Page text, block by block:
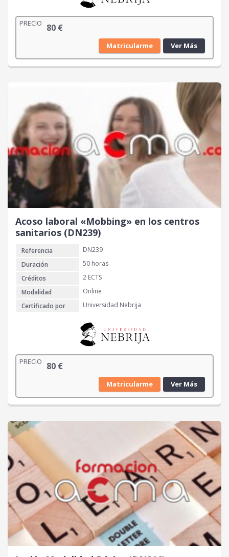
PRECIO 80 €
Matricularme Ver Más
Acoso laboral «Mobbing» en los centros
sanitarios (DN239)
Referencia
DN239
Duración
50 horas
Créditos
2 ECTS
Modalidad
Online
Certificado por
Universidad Nebrija
PRECIO 80 €
Matricularme Ver Más